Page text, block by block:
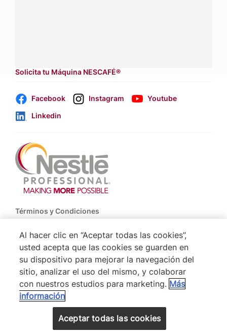
Solicita tu Máquina NESCAFÉ®
Facebook Instagram
Youtube
Linkedin
Footer
Términos y Condiciones
Politica De Privacidad NESTLÉ
Mapa del Sitio
® Nestlé 2026
Al hacer clic en “Aceptar todas las cookies”,
usted acepta que las cookies se guarden en
su dispositivo para mejorar la navegación del
sitio, analizar el uso del mismo, y colaborar
con nuestros estudios para marketing. Más
información
Aceptar todas las cookies